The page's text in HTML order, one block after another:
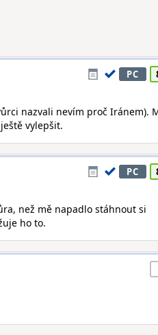
PC
nazvali nevím proč Iránem).
vylepšit.
PC
než mě napadlo stáhnout si
ho to.